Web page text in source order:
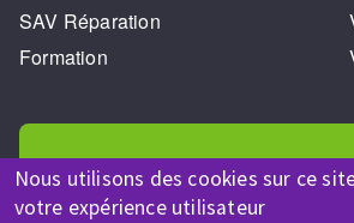
Nous utilisons des cookies sur ce
votre expérience utilisateur
SAV Réparation
Formation